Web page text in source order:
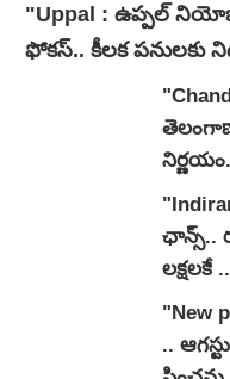
"Uppal : ఉప్పల్
ఫోకస్.. కీలక పనులకు
ఛాన్స్..
లక్షలకే
"New
.. ఆగస్టు 15